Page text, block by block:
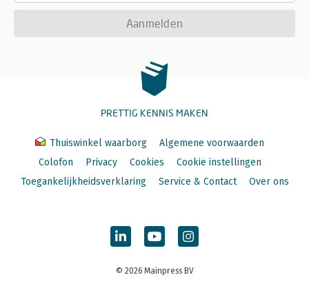
Aanmelden
PRETTIG KENNIS MAKEN
Thuiswinkel waarborg
Algemene voorwaarden
Colofon
Privacy Cookies
Cookie instellingen
Toegankelijkheidsverklaring
Service & Contact Over ons
© 2026 Mainpress BV